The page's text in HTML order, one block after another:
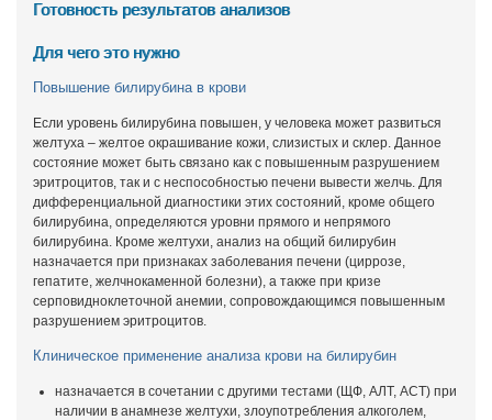
Готовность результатов анализов
Для чего это нужно
Повышение билирубина в крови
Если уровень билирубина повышен, у человека может развиться
желтуха – желтое окрашивание кожи, слизистых и склер. Данное
состояние может быть связано как с повышенным разрушением
эритроцитов, так и с неспособностью печени вывести желчь. Для
дифференциальной диагностики этих состояний, кроме общего
билирубина, определяются уровни прямого и непрямого
билирубина. Кроме желтухи, анализ на общий билирубин
назначается при признаках заболевания печени (циррозе,
гепатите, желчнокаменной болезни), а также при кризе
серповидноклеточной анемии, сопровождающимся повышенным
разрушением эритроцитов.
Клиническое применение анализа крови на билирубин
назначается в сочетании с другими тестами (ЩФ, АЛТ, АСТ) при
наличии в анамнезе желтухи, злоупотребления алкоголем,